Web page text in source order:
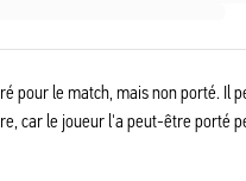
pour le match, mais non porté. Il
car le joueur l'a peut-être porté